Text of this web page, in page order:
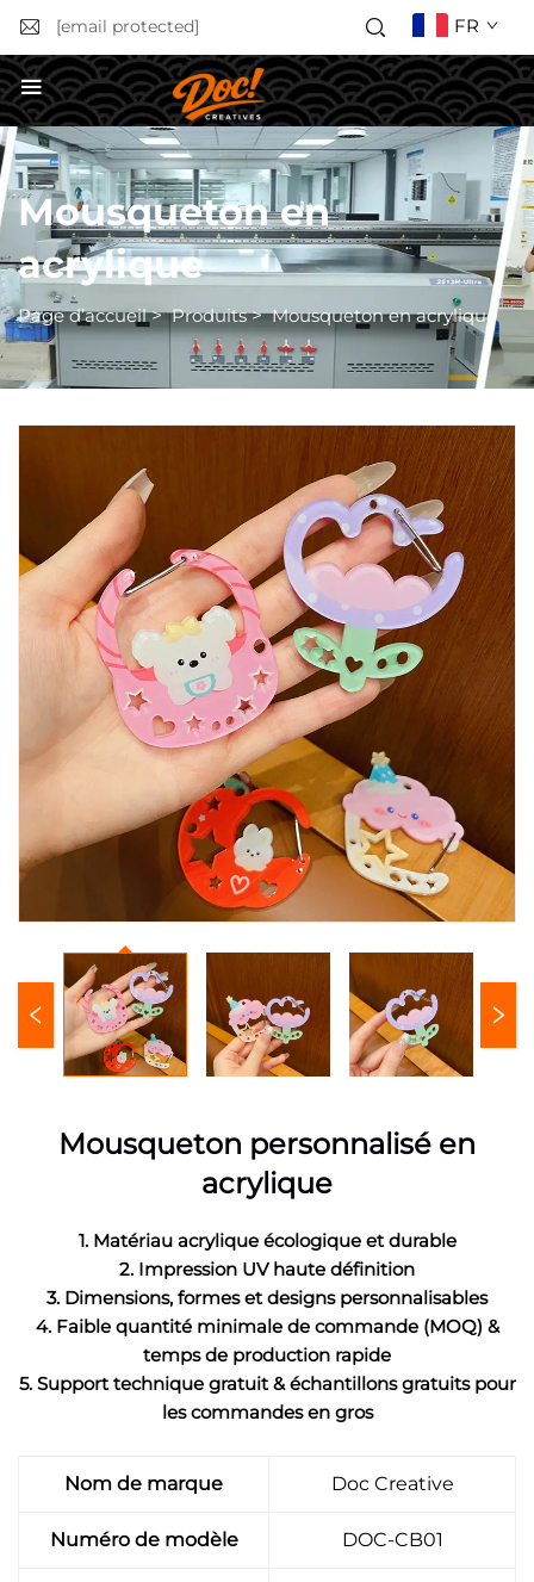
[email protected] FR
Obtenir un devis
Mousqueton en
acrylique
Page d’accueil>Produits>Mousqueton en acrylique
Mousqueton personnalisé en
acrylique
1. Matériau acrylique écologique et durable
2. Impression UV haute définition
3. Dimensions, formes et designs personnalisables
4. Faible quantité minimale de commande (MOQ) &
temps de production rapide
5. Support technique gratuit & échantillons gratuits pour
les commandes en gros
Nom de marque Doc Creative
Numéro de modèle DOC-CB01